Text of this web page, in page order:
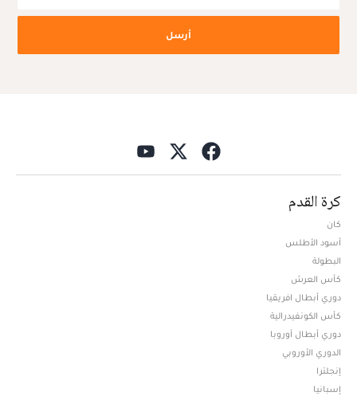
أرسل
كرة القدم
كان
أسود الأطلس
البطولة
كأس العرش
دوري أبطال افريقيا
كأس الكونفيدرالية
دوري أبطال أوروبا
الدوري الأوروبي
إنجلترا
إسبانيا